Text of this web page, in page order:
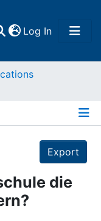
Log In(current)
Export
die